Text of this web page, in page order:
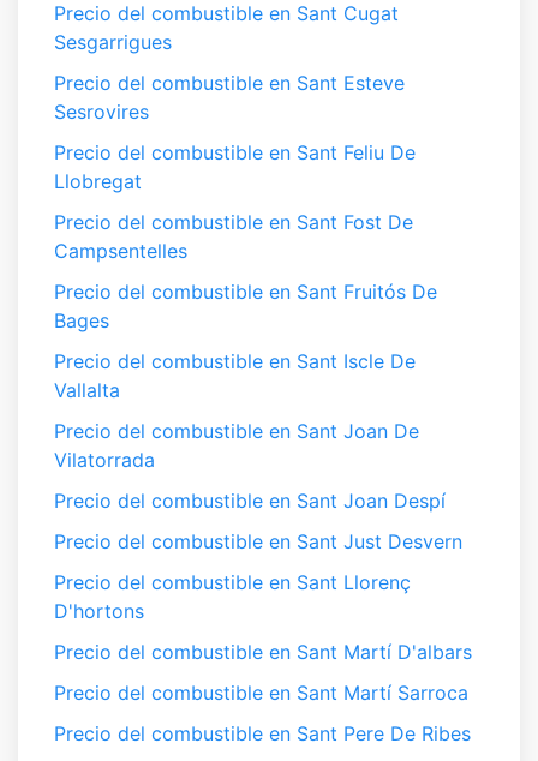
Precio del combustible en Sant Cugat
Sesgarrigues
Precio del combustible en Sant Esteve
Sesrovires
Precio del combustible en Sant Feliu De
Llobregat
Precio del combustible en Sant Fost De
Campsentelles
Precio del combustible en Sant Fruitós De
Bages
Precio del combustible en Sant Iscle De
Vallalta
Precio del combustible en Sant Joan De
Vilatorrada
Precio del combustible en Sant Joan Despí
Precio del combustible en Sant Just Desvern
Precio del combustible en Sant Llorenç
D'hortons
Precio del combustible en Sant Martí D'albars
Precio del combustible en Sant Martí Sarroca
Precio del combustible en Sant Pere De Ribes